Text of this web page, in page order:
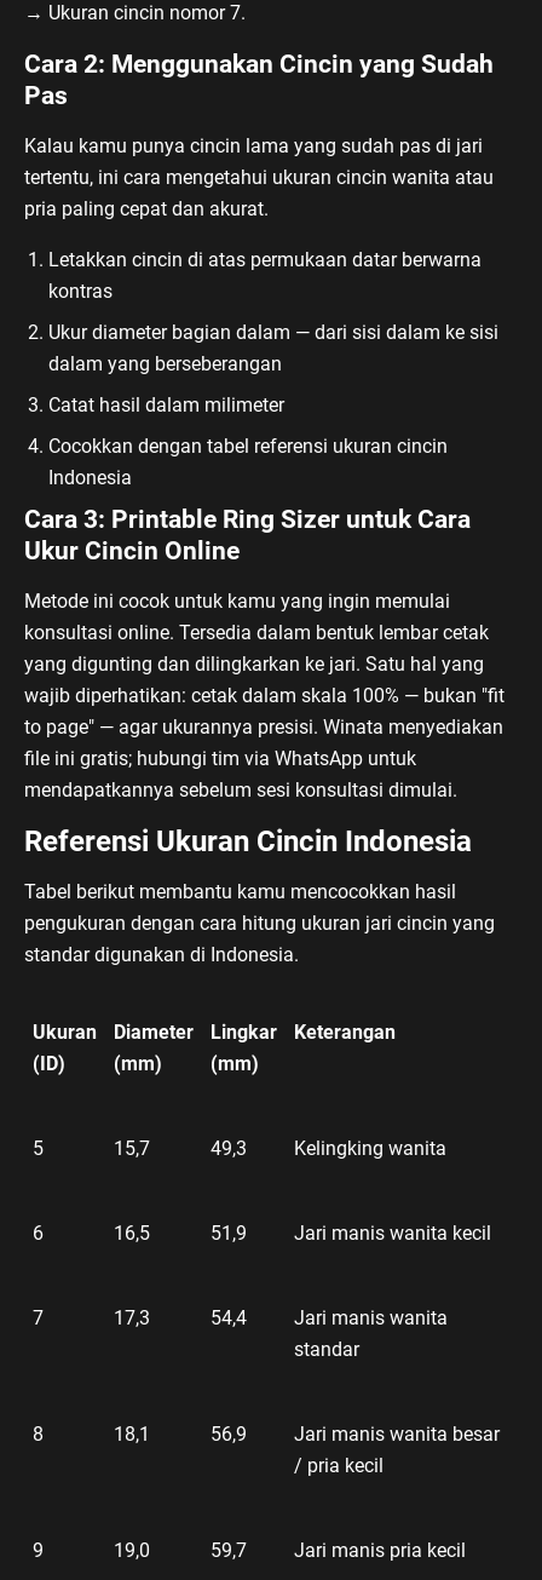
→ Ukuran cincin nomor 7.
Cara 2: Menggunakan Cincin yang Sudah
Pas
Kalau kamu punya cincin lama yang sudah pas di jari
tertentu, ini cara mengetahui ukuran cincin wanita atau
pria paling cepat dan akurat.
Letakkan cincin di atas permukaan datar berwarna
kontras
Ukur diameter bagian dalam — dari sisi dalam ke sisi
dalam yang berseberangan
Catat hasil dalam milimeter
Cocokkan dengan tabel referensi ukuran cincin
Indonesia
Cara 3: Printable Ring Sizer untuk Cara
Ukur Cincin Online
Metode ini cocok untuk kamu yang ingin memulai
konsultasi online. Tersedia dalam bentuk lembar cetak
yang digunting dan dilingkarkan ke jari. Satu hal yang
wajib diperhatikan: cetak dalam skala 100% — bukan "fit
to page" — agar ukurannya presisi. Winata menyediakan
file ini gratis; hubungi tim via WhatsApp untuk
mendapatkannya sebelum sesi konsultasi dimulai.
Referensi Ukuran Cincin Indonesia
Tabel berikut membantu kamu mencocokkan hasil
pengukuran dengan cara hitung ukuran jari cincin yang
standar digunakan di Indonesia.
Ukuran
(ID)
Diameter
(mm)
Lingkar
(mm)
Keterangan
5 15,7 49,3 Kelingking wanita
6 16,5 51,9 Jari manis wanita kecil
7 17,3 54,4
Jari manis wanita
standar
8 18,1 56,9
Jari manis wanita besar
/ pria kecil
9 19,0 59,7 Jari manis pria kecil